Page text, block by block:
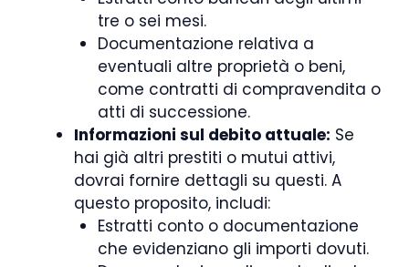
tre o sei mesi.
Documentazione relativa a
eventuali altre proprietà o beni,
come contratti di compravendita o
atti di successione.
Informazioni sul debito attuale: Se
hai già altri prestiti o mutui attivi,
dovrai fornire dettagli su questi. A
questo proposito, includi:
Estratti conto o documentazione
che evidenziano gli importi dovuti.